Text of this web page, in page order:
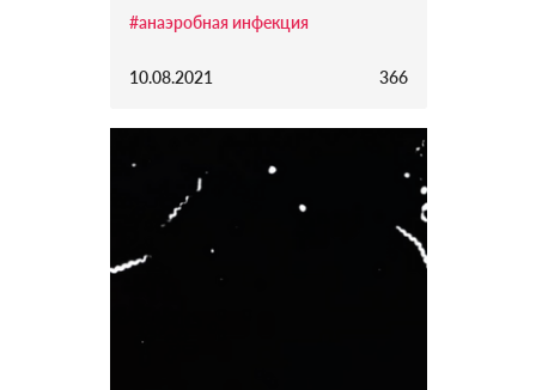
#анаэробная инфекция
10.08.2021 366